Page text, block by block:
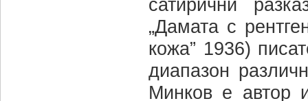
сатирични
„Дамата с
кожа” 1936)
диапазон
Минков е автор